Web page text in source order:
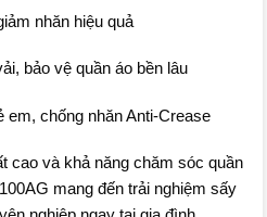
nhăn hiệu quả
bảo vệ quần áo bền lâu
chống nhăn Anti-Crease
cao và khả năng chăm sóc quần
mang đến trải nghiệm sấy